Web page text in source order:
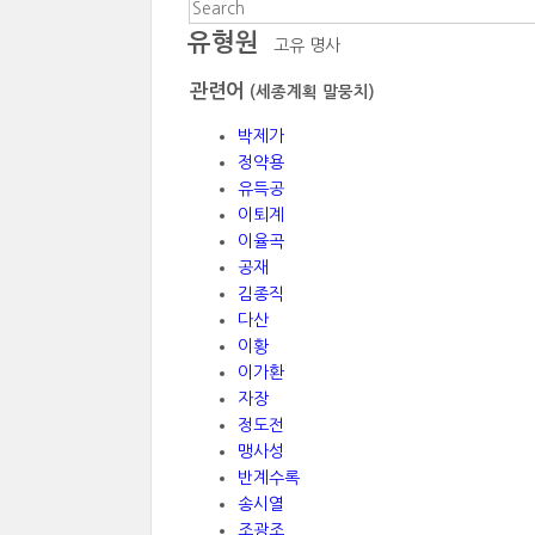
유형원 고유 명사
관련어 (세종계획 말뭉치)
박제가
정약용
유득공
이퇴계
이율곡
공재
김종직
다산
이황
이가환
자장
정도전
맹사성
반계수록
송시열
조광조